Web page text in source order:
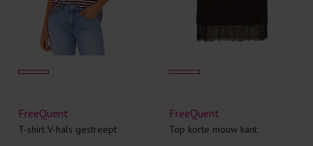
FreeQuent
T-shirt V-hals gestreept
FreeQuent
Top korte mouw kant